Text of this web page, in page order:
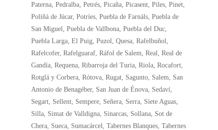
Paterna, Pedralba, Petrés, Picaña, Picasent, Piles, Pinet,
Poliñá de Júcar, Potríes, Puebla de Farnáls, Puebla de
San Miguel, Puebla de Vallbona, Puebla del Duc,
Puebla Larga, El Puig, Puzol, Quesa, Rafelbuñol,
Rafelcofer, Rafelguaraf, Ráfol de Salem, Real, Real de
Gandía, Requena, Ribarroja del Turia, Riola, Rocafort,
Rotglá y Corbera, Rótova, Rugat, Sagunto, Salem, San
Antonio de Benagéber, San Juan de Énova, Sedaví,
Segart, Sellent, Sempere, Señera, Serra, Siete Aguas,
Silla, Simat de Valldigna, Sinarcas, Sollana, Sot de
Chera, Sueca, Sumacárcel, Tabernes Blanques, Tabernes